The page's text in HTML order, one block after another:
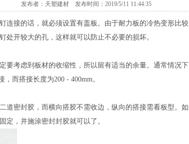
发布者：天塑建材 发布时间：2019/5/11 11:44:35
连接的话，就必须设置有盖板。由于耐力板的冷热变形比
处开较大的孔，这样就可以防止不必要的损坏。
要考虑到板材的收缩性，所以留有适当的余量。通常情况
而搭接长度为200 - 400mm。
道密封胶，而横向搭胶不需收边，纵向的搭接需看板型。
定，并施涂密封封胶就可以了。